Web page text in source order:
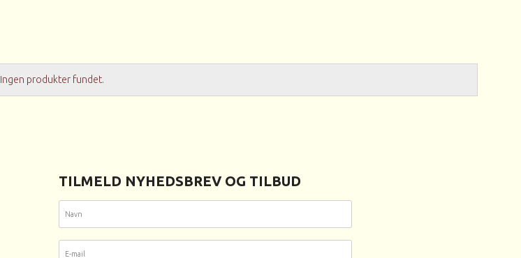
Ingen produkter fundet.
TILMELD NYHEDSBREV OG TILBUD